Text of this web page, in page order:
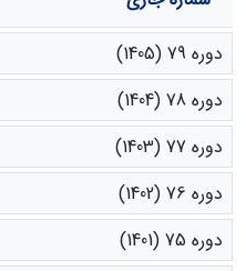
دوره 79 (1405)
دوره 78 (1404)
دوره 77 (1403)
دوره 76 (1402)
دوره 75 (1401)